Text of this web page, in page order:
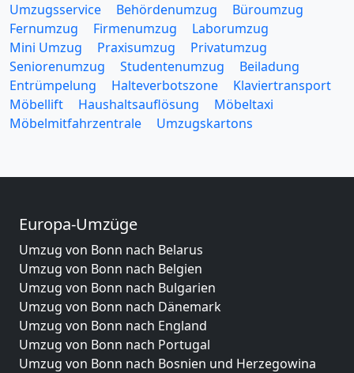
Umzugsservice Behördenumzug
Büroumzug
Fernumzug
Firmenumzug
Laborumzug
Mini Umzug
Praxisumzug
Privatumzug
Seniorenumzug
Studentenumzug
Beiladung
Entrümpelung
Halteverbotszone
Klaviertransport
Möbellift
Haushaltsauflösung
Möbeltaxi
Möbelmitfahrzentrale
Umzugskartons
Europa-Umzüge
Umzug von Bonn nach Belarus
Umzug von Bonn nach Belgien
Umzug von Bonn nach Bulgarien
Umzug von Bonn nach Dänemark
Umzug von Bonn nach England
Umzug von Bonn nach Portugal
Umzug von Bonn nach Bosnien und Herzegowina